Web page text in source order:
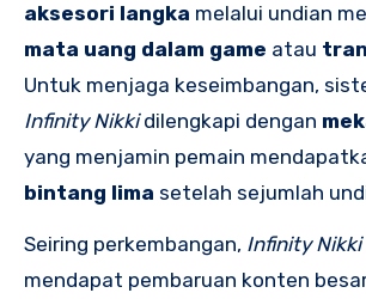
aksesori langka melalui undian
mata uang dalam game atau
Untuk menjaga keseimbangan,
Infinity Nikkidilengkapi dengan
yang menjamin pemain
bintang lima setelah sejumlah
Seiring perkembangan, Infinity Nikki
mendapat pembaruan konten